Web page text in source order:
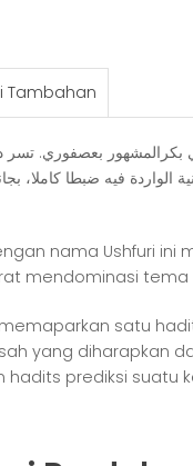
Tambahan
ﺑﻜﺮﺍﻟﻤﺸﻬﻮﺭ ﺑﻌﺼﻔﻮﺭﻱ.
ﺍﻟﻮﺍﺭﺩﺓ ﻓﻴﻪ ﺿﺒﻄﺎ ﻛﺎﻣﻼ،
nama Ushfuri
mendominasi tema
satu
yang diharapkan
prediksi suatu